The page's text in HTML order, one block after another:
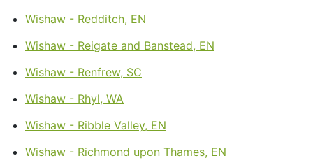
Wishaw - Redditch, EN
Wishaw - Reigate and Banstead, EN
Wishaw - Renfrew, SC
Wishaw - Rhyl, WA
Wishaw - Ribble Valley, EN
Wishaw - Richmond upon Thames, EN